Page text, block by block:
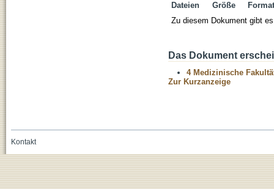
Dateien Größe
Format
Zu diesem Dokument gibt
Das Dokument
4 Medizinische
Zur Kurzanzeige
Kontakt